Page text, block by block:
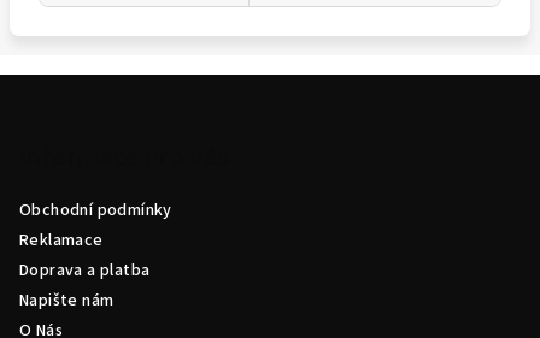
Obchodní podmínky
Reklamace
Doprava a platba
Napište nám
O Nás